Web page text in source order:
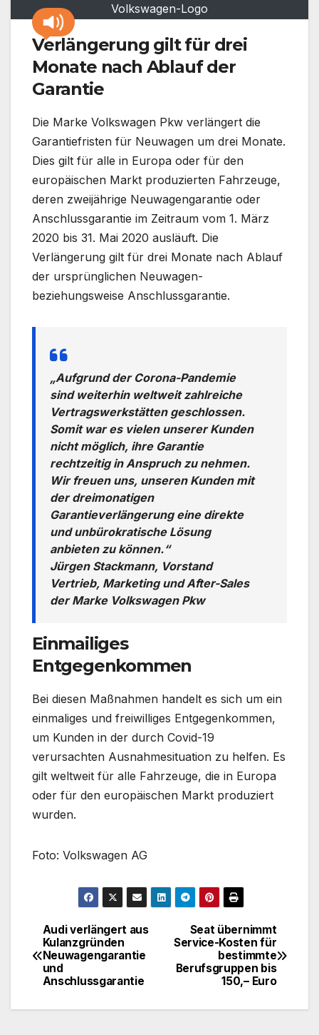
Volkswagen-Logo
Verlängerung gilt für drei
Monate nach Ablauf der
Garantie
Die Marke Volkswagen Pkw verlängert die
Garantiefristen für Neuwagen um drei Monate.
Dies gilt für alle in Europa oder für den
europäischen Markt produzierten Fahrzeuge,
deren zweijährige Neuwagengarantie oder
Anschlussgarantie im Zeitraum vom 1. März
2020 bis 31. Mai 2020 ausläuft. Die
Verlängerung gilt für drei Monate nach Ablauf
der ursprünglichen Neuwagen-
beziehungsweise Anschlussgarantie.
„Aufgrund der Corona-Pandemie
sind weiterhin weltweit zahlreiche
Vertragswerkstätten geschlossen.
Somit war es vielen unserer Kunden
nicht möglich, ihre Garantie
rechtzeitig in Anspruch zu nehmen.
Wir freuen uns, unseren Kunden mit
der dreimonatigen
Garantieverlängerung eine direkte
und unbürokratische Lösung
anbieten zu können.“
Jürgen Stackmann, Vorstand
Vertrieb, Marketing und After-Sales
der Marke Volkswagen Pkw
Einmailiges
Entgegenkommen
Bei diesen Maßnahmen handelt es sich um ein
einmaliges und freiwilliges Entgegenkommen,
um Kunden in der durch Covid-19
verursachten Ausnahmesituation zu helfen. Es
gilt weltweit für alle Fahrzeuge, die in Europa
oder für den europäischen Markt produziert
wurden.
Foto: Volkswagen AG
Beitragsnavigation
Seat übernimmt
Service-Kosten für
bestimmte
Berufsgruppen bis
150,– Euro
Audi verlängert aus
Kulanzgründen
Neuwagengarantie
und
Anschlussgarantie